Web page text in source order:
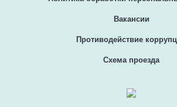
Вакансии
Противодействие
Схема проезда